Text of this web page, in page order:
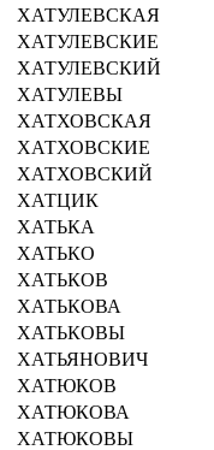
ХАТУЛЕВСКАЯ
ХАТУЛЕВСКИЕ
ХАТУЛЕВСКИЙ
ХАТУЛЕВЫ
ХАТХОВСКАЯ
ХАТХОВСКИЕ
ХАТХОВСКИЙ
ХАТЦИК
ХАТЬКА
ХАТЬКО
ХАТЬКОВ
ХАТЬКОВА
ХАТЬКОВЫ
ХАТЬЯНОВИЧ
ХАТЮКОВ
ХАТЮКОВА
ХАТЮКОВЫ